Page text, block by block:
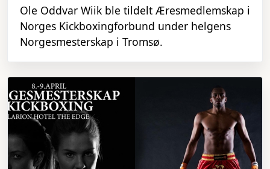
Ole Oddvar Wiik ble tildelt Æresmedlemskap i
Norges Kickboxingforbund under helgens
Norgesmesterskap i Tromsø.